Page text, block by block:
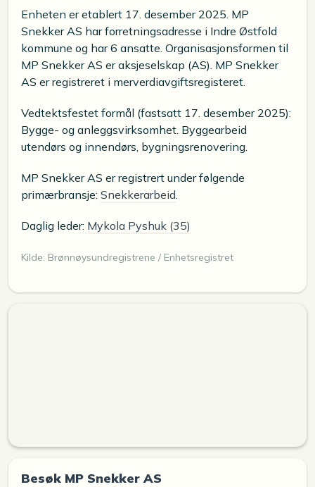
Enheten er etablert 17. desember 2025. MP
Snekker AS har forretningsadresse i Indre Østfold
kommune og har 6 ansatte. Organisasjonsformen til
MP Snekker AS er aksjeselskap (AS). MP Snekker
AS er registreret i merverdiavgiftsregisteret.
Vedtektsfestet formål (fastsatt 17. desember 2025):
Bygge- og anleggsvirksomhet. Byggearbeid
utendørs og innendørs, bygningsrenovering.
MP Snekker AS er registrert under følgende
primærbransje: Snekkerarbeid
Daglig leder: Mykola Pyshuk (35)
Kilde: Brønnøysundregistrene / Enhetsregistret
Besøk MP Snekker AS